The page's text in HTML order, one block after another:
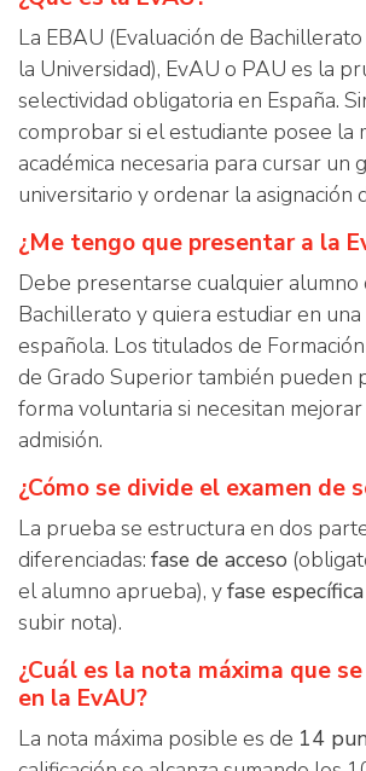
La EBAU (Evaluación de
la Universidad), EvAU o PAU es la
selectividad obligatoria en España.
comprobar si el estudiante posee la
académica necesaria para cursar un
universitario y ordenar la asignación
¿Me tengo que presentar a la
Debe presentarse cualquier alumno
Bachillerato y quiera estudiar en
española. Los titulados de
de Grado Superior también pueden
forma voluntaria si necesitan
admisión.
¿Cómo se divide el examen de
La prueba se estructura en dos
diferenciadas: fase de acceso
el alumno aprueba), yfase específica
subir nota).
¿Cuál es la nota máxima que
en la EvAU?
La nota máxima posible es de 14